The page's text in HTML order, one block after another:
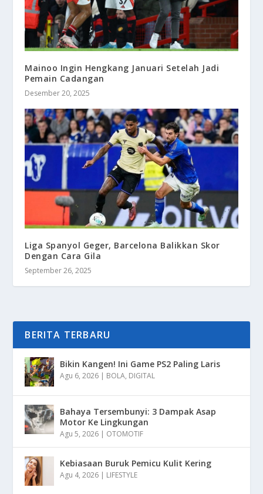
Mainoo Ingin Hengkang Januari Setelah Jadi
Pemain Cadangan
Desember 20, 2025
Liga Spanyol Geger, Barcelona Balikkan Skor
Dengan Cara Gila
September 26, 2025
BERITA TERBARU
Bikin Kangen! Ini Game PS2 Paling Laris
Agu 6, 2026 | BOLA, DIGITAL
Bahaya Tersembunyi: 3 Dampak Asap
Motor Ke Lingkungan
Agu 5, 2026 | OTOMOTIF
Kebiasaan Buruk Pemicu Kulit Kering
Agu 4, 2026 | LIFESTYLE